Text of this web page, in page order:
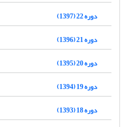
دوره 22 (1397)
دوره 21 (1396)
دوره 20 (1395)
دوره 19 (1394)
دوره 18 (1393)